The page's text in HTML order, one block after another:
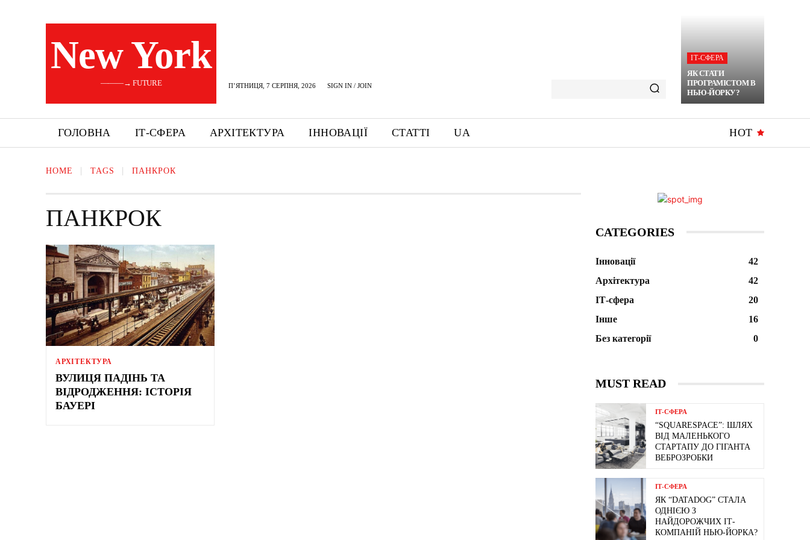
New York
———→ FUTURE П’ЯТНИЦЯ, 7 СЕРПНЯ, 2026 SIGN IN / JOIN
ІТ-СФЕРА
ЯК СТАТИ
ПРОГРАМІСТОМ В
НЬЮ-ЙОРКУ?
ГОЛОВНА ІТ-СФЕРА АРХІТЕКТУРА ІННОВАЦІЇ СТАТТІ UA HOT
HOME TAGS ПАНКРОК
ПАНКРОК
АРХІТЕКТУРА
ВУЛИЦЯ ПАДІНЬ ТА
ВІДРОДЖЕННЯ: ІСТОРІЯ
БАУЕРІ
CATEGORIES
Інновації
42
Архітектура
42
ІТ-сфера
20
Інше
16
Без категорії
0
MUST READ
ІТ-СФЕРА
“SQUARESPACE”: ШЛЯХ
ВІД МАЛЕНЬКОГО
СТАРТАПУ ДО ГІГАНТА
ВЕБРОЗРОБКИ
ІТ-СФЕРА
ЯК “DATADOG” СТАЛА
ОДНІЄЮ З
НАЙДОРОЖЧИХ ІТ-
КОМПАНІЙ НЬЮ-ЙОРКА?